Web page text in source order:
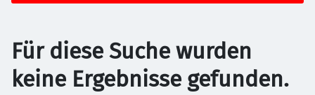
Für diese Suche wurden
keine Ergebnisse gefunden.